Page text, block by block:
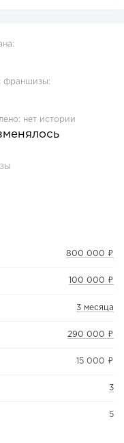
франшизы:
нет истории
800 000 ₽
100 000 ₽
3 месяца
290 000 ₽
15 000 ₽
3
5